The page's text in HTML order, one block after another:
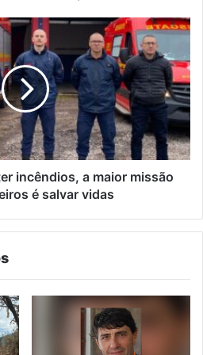
incêndios, a maior missão
é salvar vidas